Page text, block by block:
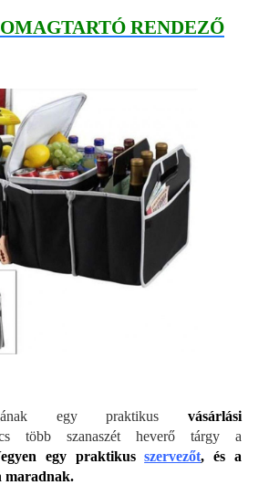
RENDEZŐ
egy praktikus vásárlási
több szanaszét heverő tárgy a
egy praktikusszervezőt, és a
maradnak.